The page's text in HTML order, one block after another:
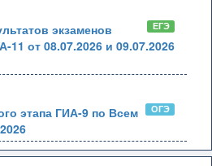
ЕГЭ
экзаменов
11 от 08.07.2026 и 09.07.2026
ОГЭ
этапа ГИА-9 по Всем